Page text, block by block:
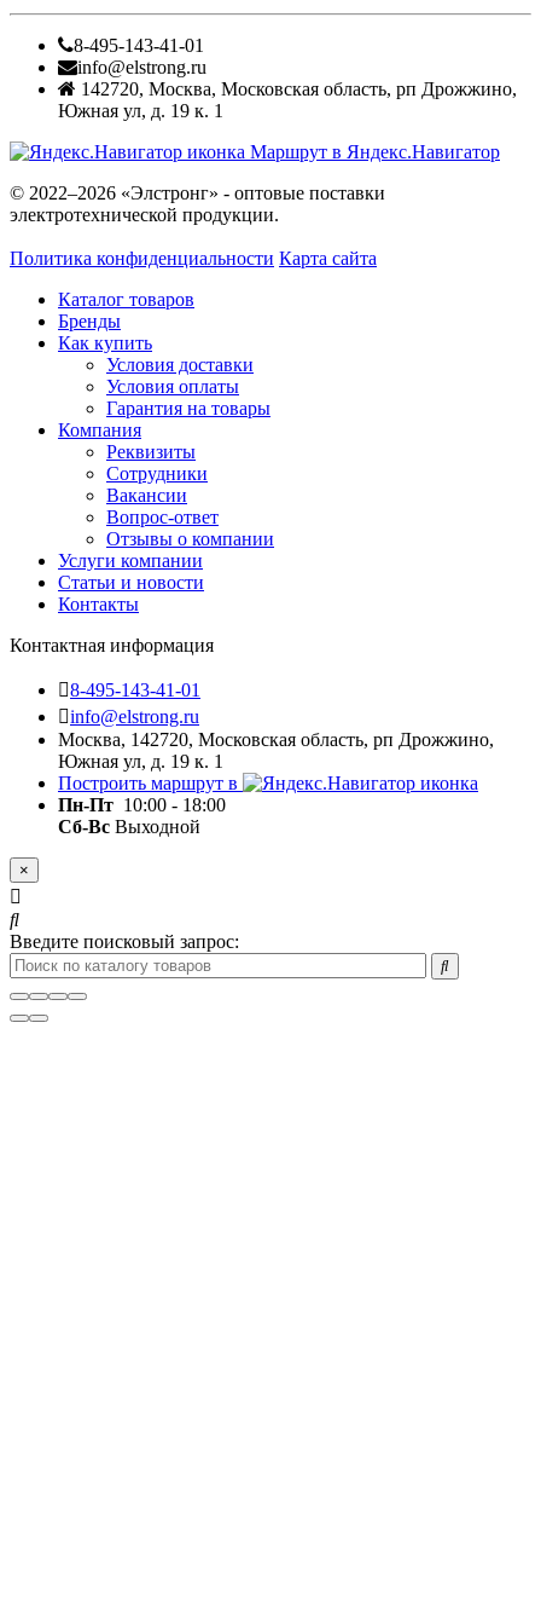
8-495-143-41-01
info@elstrong.ru
142720, Москва, Московская область, рп Дрожжино,
Южная ул, д. 19 к. 1
Маршрут в Яндекс.Навигатор
© 2022–2026 «Элстронг» - оптовые поставки
электротехнической продукции.
Политика конфиденциальности Карта сайта
Каталог товаров
Бренды
Как купить
Условия доставки
Условия оплаты
Гарантия на товары
Компания
Реквизиты
Сотрудники
Вакансии
Вопрос-ответ
Отзывы о компании
Услуги компании
Статьи и новости
Контакты
Контактная информация
8-495-143-41-01
info@elstrong.ru
Москва, 142720, Московская область, рп Дрожжино,
Южная ул, д. 19 к. 1
Построить маршрут в
Пн-Пт 10:00 - 18:00
Сб-Вс Выходной
×
Введите поисковый запрос: